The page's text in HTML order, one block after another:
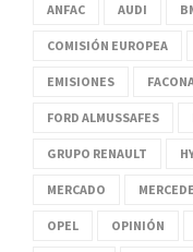
ANFAC AUDI
COMISIÓN EUROPEA
EMISIONES
FORD ALMUSSAFES
GRUPO RENAULT
MERCADO
OPEL OPINIÓN